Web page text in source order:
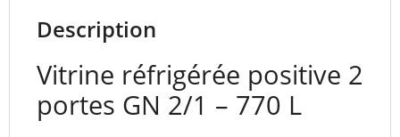
Description
Vitrine réfrigérée positive 2
portes GN 2/1 – 770 L